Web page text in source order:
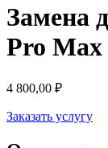
Замена
Pro
4 800,00 ₽
Заказать услугу